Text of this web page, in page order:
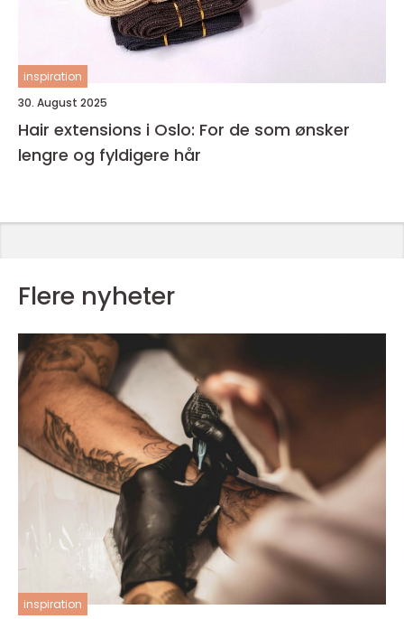
inspiration
30. August 2025
Hair extensions i Oslo: For de som ønsker
lengre og fyldigere hår
Flere nyheter
inspiration